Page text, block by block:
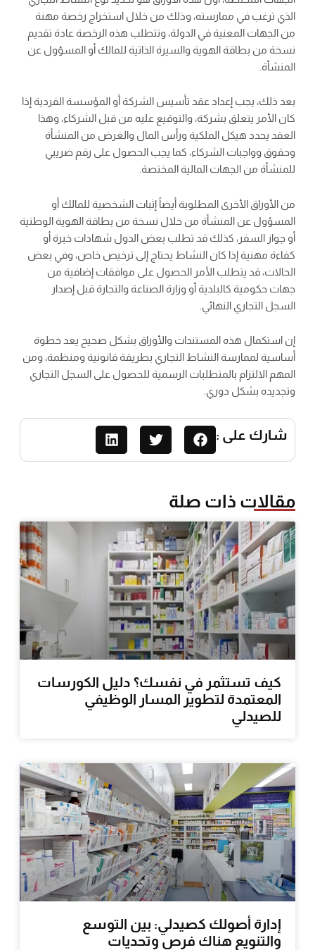
الذي ترغب في ممارسته، وذلك من خلال استخراج رخصة مهنة
من الجهات المعنية في الدولة، وتتطلب هذه الرخصة عادة تقديم
نسخة من بطاقة الهوية والسيرة الذاتية للمالك أو المسؤول عن
المنشأة.
بعد ذلك، يجب إعداد عقد تأسيس الشركة أو المؤسسة الفردية إذا
كان الأمر يتعلق بشركة، والتوقيع عليه من قبل الشركاء، وهذا
العقد يحدد هيكل الملكية ورأس المال والغرض من المنشأة
وحقوق وواجبات الشركاء، كما يجب الحصول على رقم ضريبي
للمنشأة من الجهات المالية المختصة.
من الأوراق الأخرى المطلوبة أيضاً إثبات الشخصية للمالك أو
المسؤول عن المنشأة من خلال نسخة من بطاقة الهوية الوطنية
أو جواز السفر، كذلك قد تطلب بعض الدول شهادات خبرة أو
كفاءة مهنية إذا كان النشاط يحتاج إلى ترخيص خاص، وفي بعض
الحالات، قد يتطلب الأمر الحصول على موافقات إضافية من
جهات حكومية كالبلدية أو وزارة الصناعة والتجارة قبل إصدار
السجل التجاري النهائي.
إن استكمال هذه المستندات والأوراق بشكل صحيح يعد خطوة
أساسية لممارسة النشاط التجاري بطريقة قانونية ومنظمة، ومن
المهم الالتزام بالمتطلبات الرسمية للحصول على السجل التجاري
وتجديده بشكل دوري.
شارك على :
مقالات ذات صلة
كيف تستثمر في نفسك؟ دليل الكورسات
المعتمدة لتطوير المسار الوظيفي
للصيدلي
إدارة أصولك كصيدلي: بين التوسع
والتنويع هناك فرص وتحديات